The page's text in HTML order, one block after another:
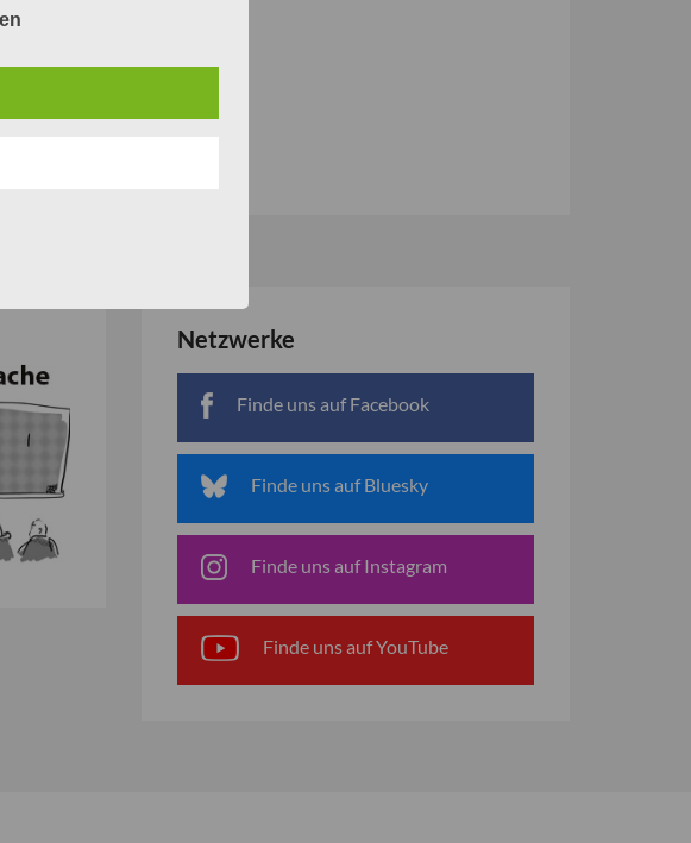
dialektale
(vgl. etwalesen–
Netzwerke
Finde uns auf Facebook
Finde uns auf Bluesky
Finde uns auf Instagram
Finde uns auf YouTube